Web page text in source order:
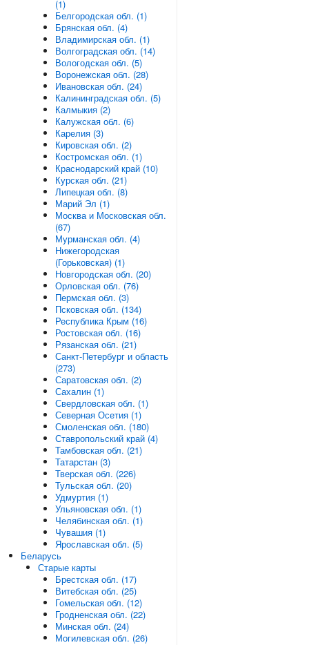
(1)
Белгородская обл. (1)
Брянская обл. (4)
Владимирская обл. (1)
Волгоградская обл. (14)
Вологодская обл. (5)
Воронежская обл. (28)
Ивановская обл. (24)
Калининградская обл. (5)
Калмыкия (2)
Калужская обл. (6)
Карелия (3)
Кировская обл. (2)
Костромская обл. (1)
Краснодарский край (10)
Курская обл. (21)
Липецкая обл. (8)
Марий Эл (1)
Москва и Московская обл.
(67)
Мурманская обл. (4)
Нижегородская
(Горьковская) (1)
Новгородская обл. (20)
Орловская обл. (76)
Пермская обл. (3)
Псковская обл. (134)
Республика Крым (16)
Ростовская обл. (16)
Рязанская обл. (21)
Санкт-Петербург и область
(273)
Саратовская обл. (2)
Сахалин (1)
Свердловская обл. (1)
Северная Осетия (1)
Смоленская обл. (180)
Ставропольский край (4)
Тамбовская обл. (21)
Татарстан (3)
Тверская обл. (226)
Тульская обл. (20)
Удмуртия (1)
Ульяновская обл. (1)
Челябинская обл. (1)
Чувашия (1)
Ярославская обл. (5)
Беларусь
Старые карты
Брестская обл. (17)
Витебская обл. (25)
Гомельская обл. (12)
Гродненская обл. (22)
Минская обл. (24)
Могилевская обл. (26)